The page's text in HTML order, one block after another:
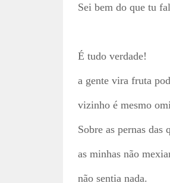
Sei bem do que tu
É tudo verdade!
a gente vira fruta
vizinho é mesmo
Sobre as pernas das
as minhas não
não sentia nada.